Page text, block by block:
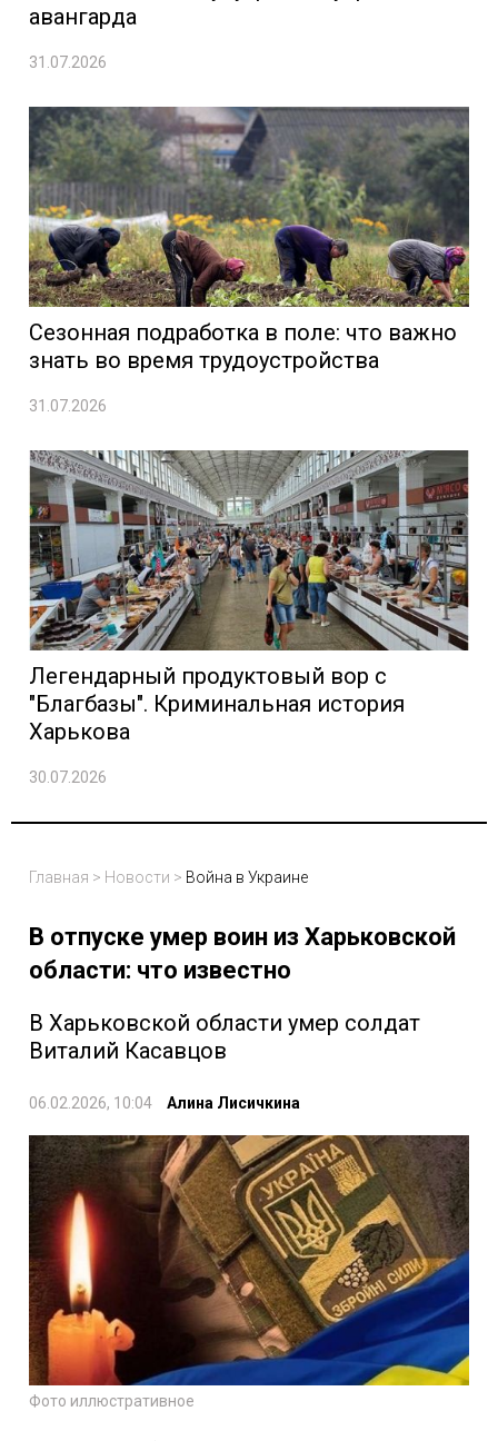
авангарда
31.07.2026
Сезонная подработка в поле: что важно
знать во время трудоустройства
31.07.2026
Легендарный продуктовый вор с
"Благбазы". Криминальная история
Харькова
30.07.2026
Главная > Новости > Война в Украине
В отпуске умер воин из Харьковской
области: что известно
В Харьковской области умер солдат
Виталий Касавцов
06.02.2026, 10:04 Алина Лисичкина
Фото иллюстративное